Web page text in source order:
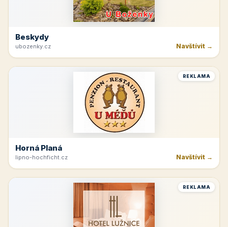
Beskydy
ubozenky.cz Navštívit →
REKLAMA
Horná Planá
lipno-hochficht.cz Navštívit →
REKLAMA